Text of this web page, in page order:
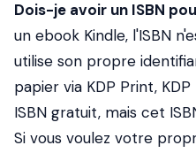
Dois-je avoir un ISBN
un ebook Kindle, l'ISBN
utilise son propre
papier via KDP Print,
ISBN gratuit, mais cet
Si vous voulez votre